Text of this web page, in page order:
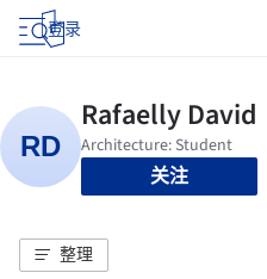
登录
关注
整理